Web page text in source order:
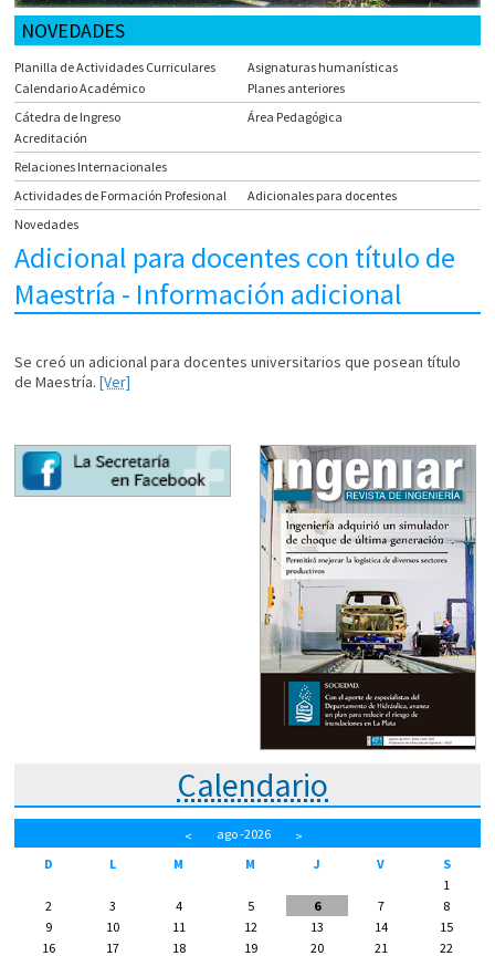
NOVEDADES
Planilla de Actividades Curriculares
Asignaturas humanísticas
Calendario Académico
Planes anteriores
Cátedra de Ingreso
Área Pedagógica
Acreditación
Relaciones Internacionales
Actividades de Formación Profesional
Adicionales para docentes
Novedades
Adicional para docentes con título de
Maestría - Información adicional
Se creó un adicional para docentes universitarios que posean título
de Maestría.[Ver]
Calendario
< ago-2026
>
D
L M M J V
S
1
2
3 4 5 6 7
8
9
10 11 12 13 14
15
16
17 18 19 20 21 22